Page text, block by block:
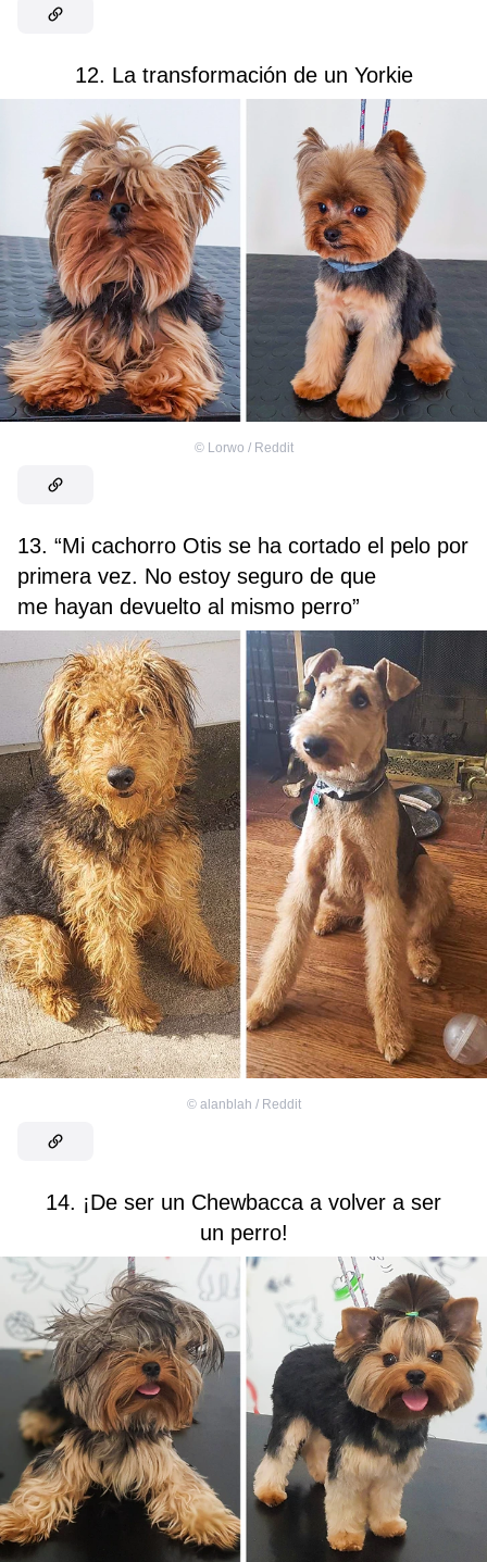
12. La transformación de un Yorkie
© Lorwo / Reddit
13. “Mi cachorro Otis se ha cortado el pelo por
primera vez. No estoy seguro de que
me hayan devuelto al mismo perro”
© alanblah / Reddit
14. ¡De ser un Chewbacca a volver a ser
un perro!